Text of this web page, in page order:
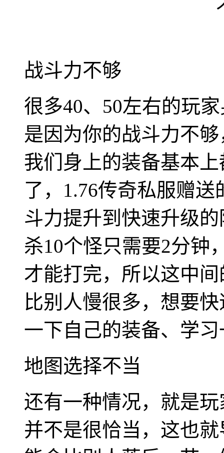
战斗力不够
很多40、50左右的玩
是因为你的战斗力不
我们身上的装备基本
了，1.76传奇私服赠
斗力提升到快速升级
杀10个怪只需要2分钟
才能打完，所以这中
比别人慢很多，想要
一下自己的装备、学
地图选择不当
还有一种情况，就是
并不是很恰当，这也